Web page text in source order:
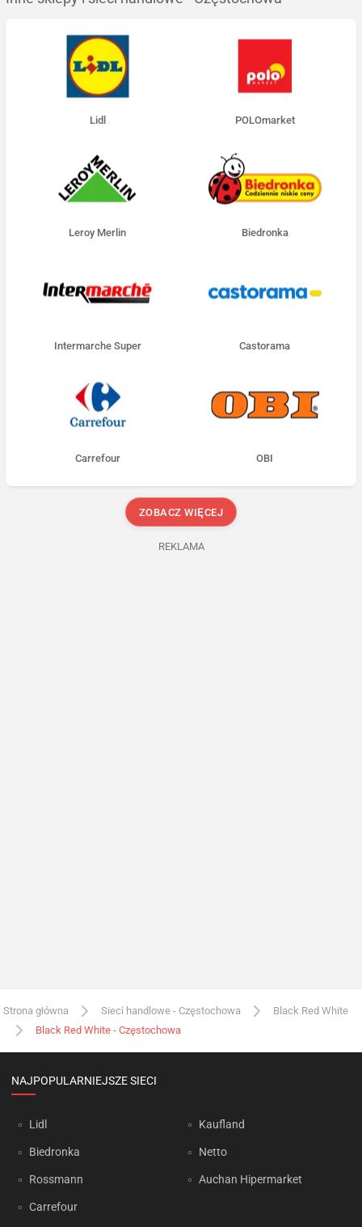
Lidl POLOmarket
Leroy Merlin Biedronka
Intermarche Super Castorama
Carrefour OBI
ZOBACZ WIĘCEJ
REKLAMA
Strona główna Sieci handlowe - Częstochowa
Black Red White
Black Red White - Częstochowa
NAJPOPULARNIEJSZE SIECI
Lidl
Biedronka
Rossmann
Carrefour
Kaufland
Netto
Auchan Hipermarket